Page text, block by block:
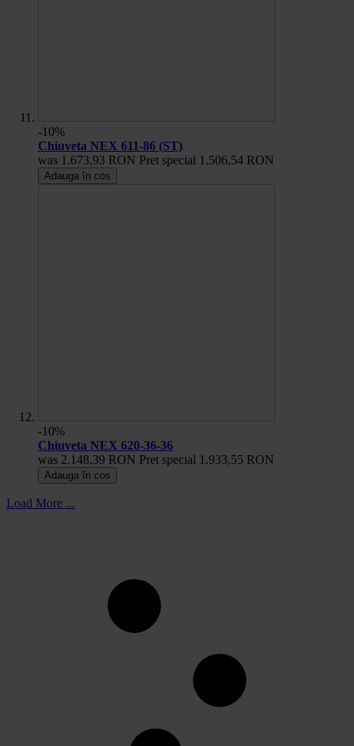
-10%
Chiuveta NEX 611-86 (ST)
was 1.673,93 RON Pret special 1.506,54 RON
Adauga în cos
-10%
Chiuveta NEX 620-36-36
was 2.148,39 RON Pret special 1.933,55 RON
Adauga în cos
Load More ...